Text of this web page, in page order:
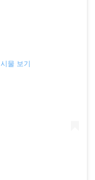
물 보기